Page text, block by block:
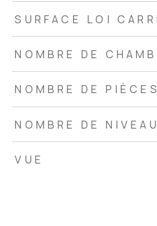
SURFACE LOI
NOMBRE DE
NOMBRE DE PIÈCES
NOMBRE DE
VUE